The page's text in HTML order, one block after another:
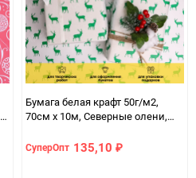
Бумага белая крафт 50г/м2,
70см x 10м, Северные олени,
СуперОпт 135,10 ₽